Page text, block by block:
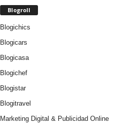
Blogroll
Blogichics
Blogicars
Blogicasa
Blogichef
Blogistar
Blogitravel
Marketing Digital & Publicidad Online